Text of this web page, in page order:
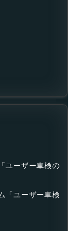
ユーザー車検の
「ユーザー車検